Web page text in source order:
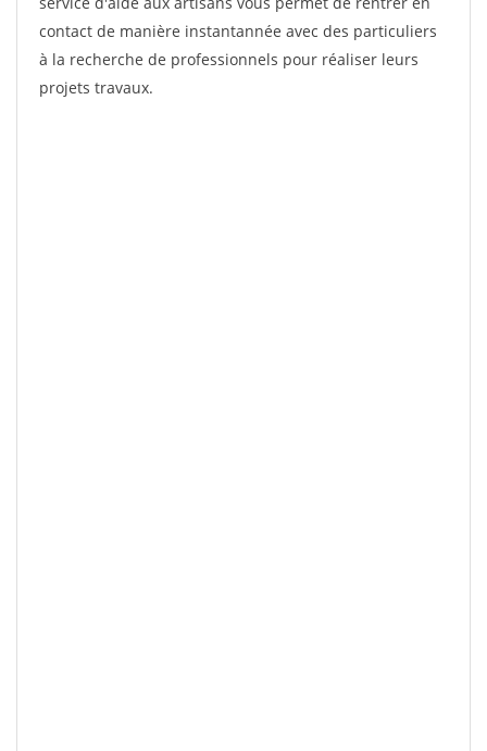
contact de manière instantannée avec des particuliers
à la recherche de professionnels pour réaliser leurs
projets travaux.